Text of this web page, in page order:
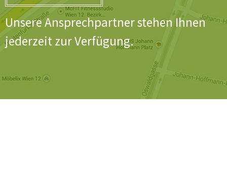
Unsere Ansprechpartner stehen Ihnen
jederzeit zur Verfügung.